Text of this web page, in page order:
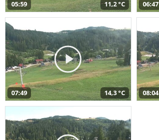
05:59 11,2 °C 06:47
07:49 14,3 °C 08:04